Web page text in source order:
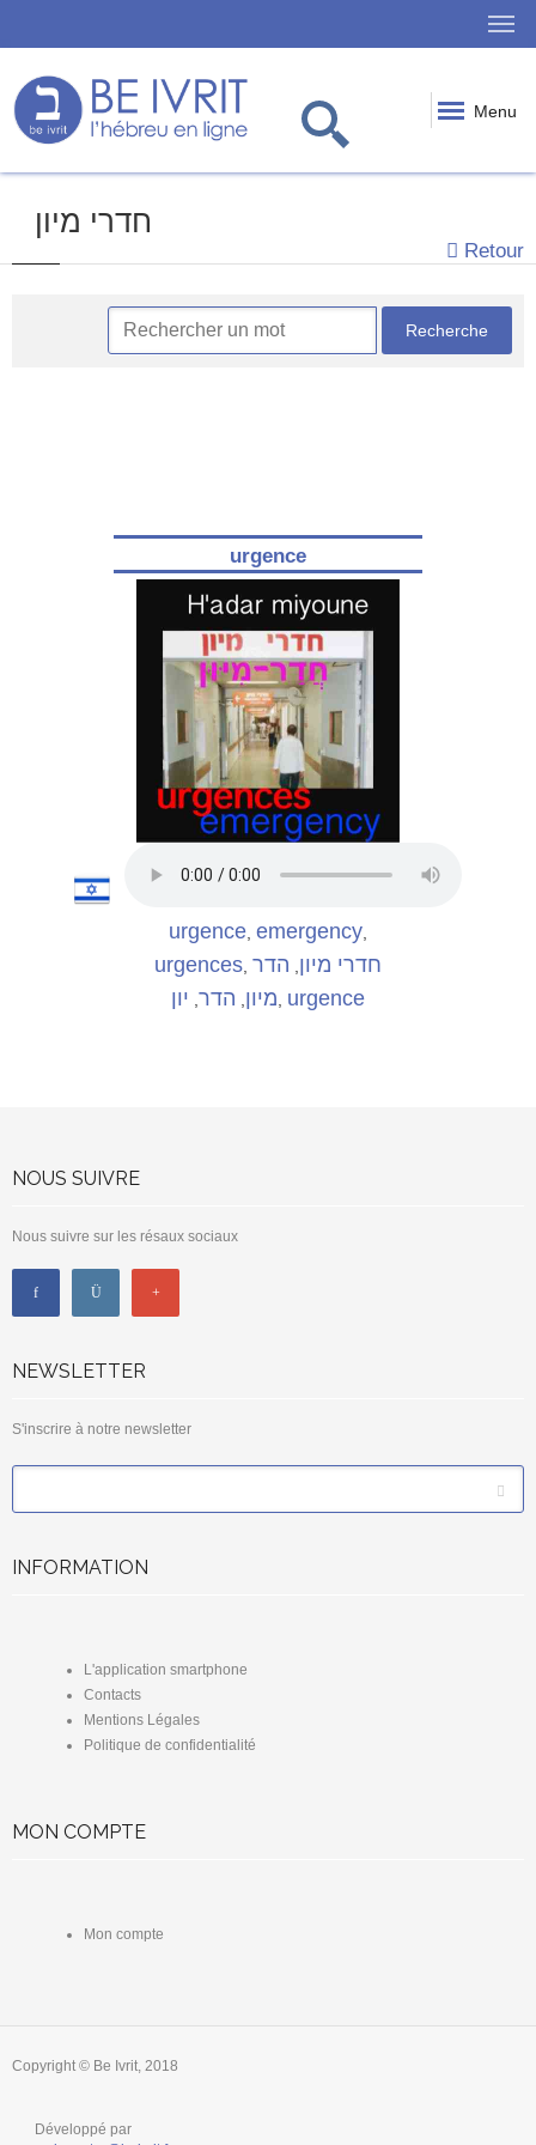
Menu
חדרי מיון
Retour
urgence
urgence emergency
urgences חדרי מיון הדר
מיון הדר יון urgence
NOUS SUIVRE
Nous suivre sur les résaux sociaux
NEWSLETTER
S'inscrire à notre newsletter
INFORMATION
L'application smartphone
Contacts
Mentions Légales
Politique de confidentialité
MON COMPTE
Mon compte
Copyright © Be Ivrit, 2018
Développé par